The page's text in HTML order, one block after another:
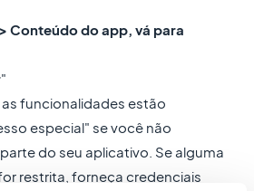
Conteúdo do app, vá para
"
funcionalidades estão
especial" se você não
do seu aplicativo. Se alguma
restrita, forneça credenciais